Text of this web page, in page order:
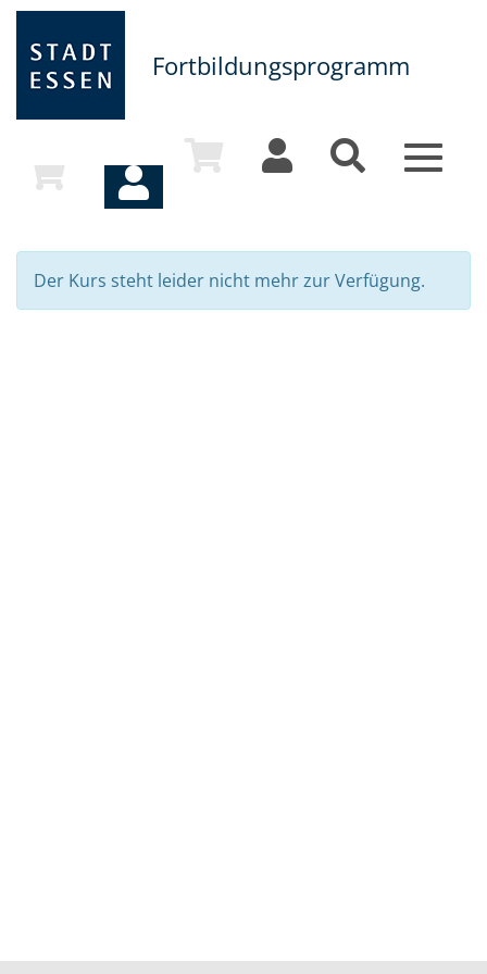
Fortbildungsprogramm
Toggle
Der Kurs steht leider nicht mehr zur Verfügung.